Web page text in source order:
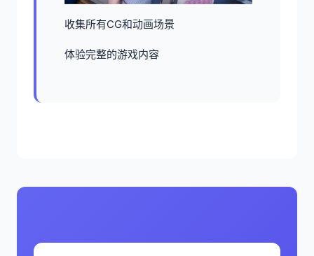
收集所有CG和动画场景
体验完整的游戏内容